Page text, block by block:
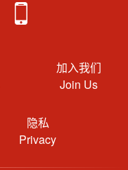
加入我们
Join Us
隐私
Privacy